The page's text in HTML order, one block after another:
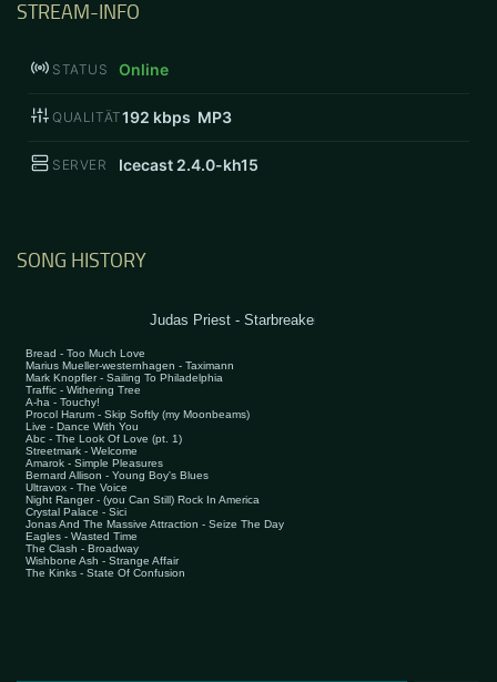
STREAM-INFO
STATUS Online
QUALITÄT192 kbps MP3
SERVER Icecast 2.4.0-kh15
SONG HISTORY